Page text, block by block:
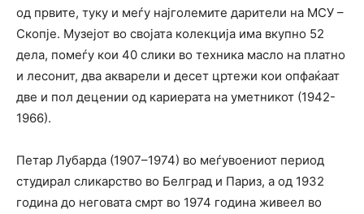
од првите, туку и меѓу најголемите дарители на МСУ –
Скопје. Музејот во својата колекција има вкупно 52
дела, помеѓу кои 40 слики во техника масло на платно
и лесонит, два акварели и десет цртежи кои опфаќаат
две и пол децении од кариерата на уметникот (1942-
1966).
Петар Лубарда (1907–1974) во меѓувоениот период
студирал сликарство во Белград и Париз, а од 1932
година до неговата смрт во 1974 година живеел во